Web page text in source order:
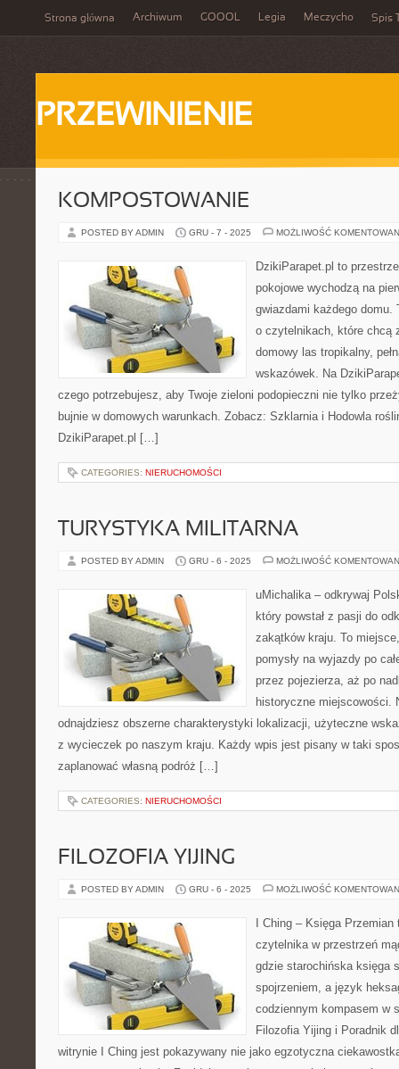
Strona główna Archiwum GOOOL Legia Meczycho Spis
PRZEWINIENIE
KOMPOSTOWANIE
POSTED BY ADMIN GRU - 7 - 2025 MOŻLIWOŚĆ
DzikiParapet.pl to
pokojowe wychodzą na
gwiazdami każdego
o czytelnikach, które chcą
domowy las tropikalny,
wskazówek. Na
czego potrzebujesz, aby Twoje zieloni podopieczni nie tylko
bujnie w domowych warunkach. Zobacz: Szklarnia i Hodowla
DzikiParapet.pl […]
CATEGORIES: NIERUCHOMOŚCI
TURYSTYKA MILITARNA
POSTED BY ADMIN GRU - 6 - 2025 MOŻLIWOŚĆ
uMichalika – odkrywaj
który powstał z pasji do
zakątków kraju. To
pomysły na wyjazdy po
przez pojezierza, aż po
historyczne miejscowości.
odnajdziesz obszerne charakterystyki lokalizacji, użyteczne
z wycieczek po naszym kraju. Każdy wpis jest pisany w taki
zaplanować własną podróż […]
CATEGORIES: NIERUCHOMOŚCI
FILOZOFIA YIJING
POSTED BY ADMIN GRU - 6 - 2025 MOŻLIWOŚĆ
I Ching – Księga
czytelnika w przestrzeń
gdzie starochińska księga
spojrzeniem, a język
codziennym kompasem w
Filozofia Yijing i Poradnik
witrynie I Ching jest pokazywany nie jako egzotyczna